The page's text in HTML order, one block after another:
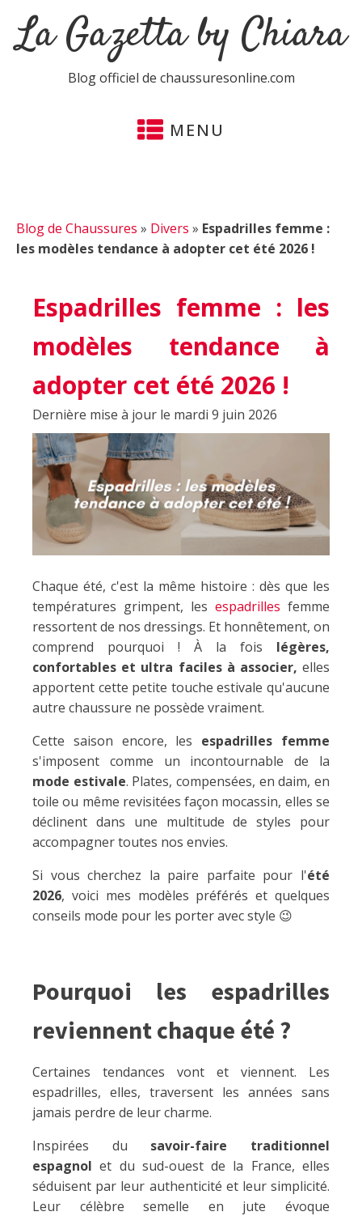
La Gazetta by Chiara
Blog officiel de chaussuresonline.com
MENU
Blog de Chaussures » Divers » Espadrilles femme :
les modèles tendance à adopter cet été 2026 !
Espadrilles femme : les
modèles tendance à
adopter cet été 2026 !
Dernière mise à jour le mardi 9 juin 2026
Chaque été, c'est la même histoire : dès que les
températures grimpent, les espadrilles femme
ressortent de nos dressings. Et honnêtement, on
comprend pourquoi ! À la fois légères,
confortables et ultra faciles à associer, elles
apportent cette petite touche estivale qu'aucune
autre chaussure ne possède vraiment.
Cette saison encore, les espadrilles femme
s'imposent comme un incontournable de la
mode estivale. Plates, compensées, en daim, en
toile ou même revisitées façon mocassin, elles se
déclinent dans une multitude de styles pour
accompagner toutes nos envies.
Si vous cherchez la paire parfaite pour l'été
2026, voici mes modèles préférés et quelques
conseils mode pour les porter avec style 😉
Pourquoi les espadrilles
reviennent chaque été ?
Certaines tendances vont et viennent. Les
espadrilles, elles, traversent les années sans
jamais perdre de leur charme.
Inspirées du savoir-faire traditionnel
espagnol et du sud-ouest de la France, elles
séduisent par leur authenticité et leur simplicité.
Leur célèbre semelle en jute évoque